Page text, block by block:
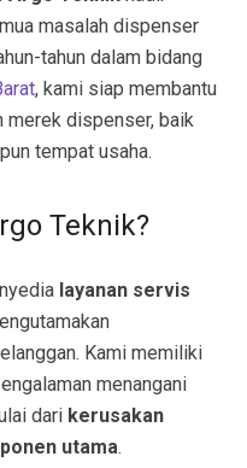
masalah dispenser
tahun dalam bidang
, kami siap membantu
merek dispenser, baik
tempat usaha.
Teknik?
layanan servis
Kami memiliki
menangani
dari kerusakan
utama.